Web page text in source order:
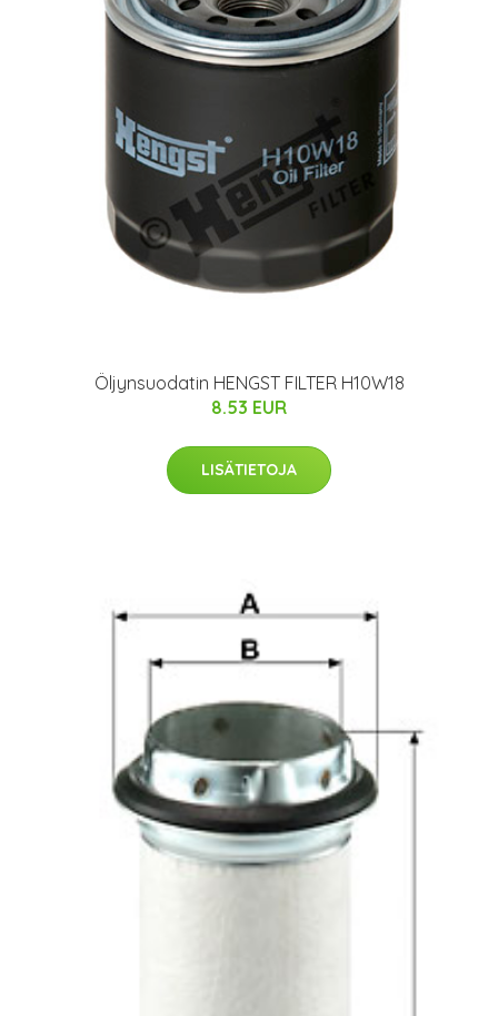
Öljynsuodatin HENGST FILTER H10W18
8.53 EUR
LISÄTIETOJA